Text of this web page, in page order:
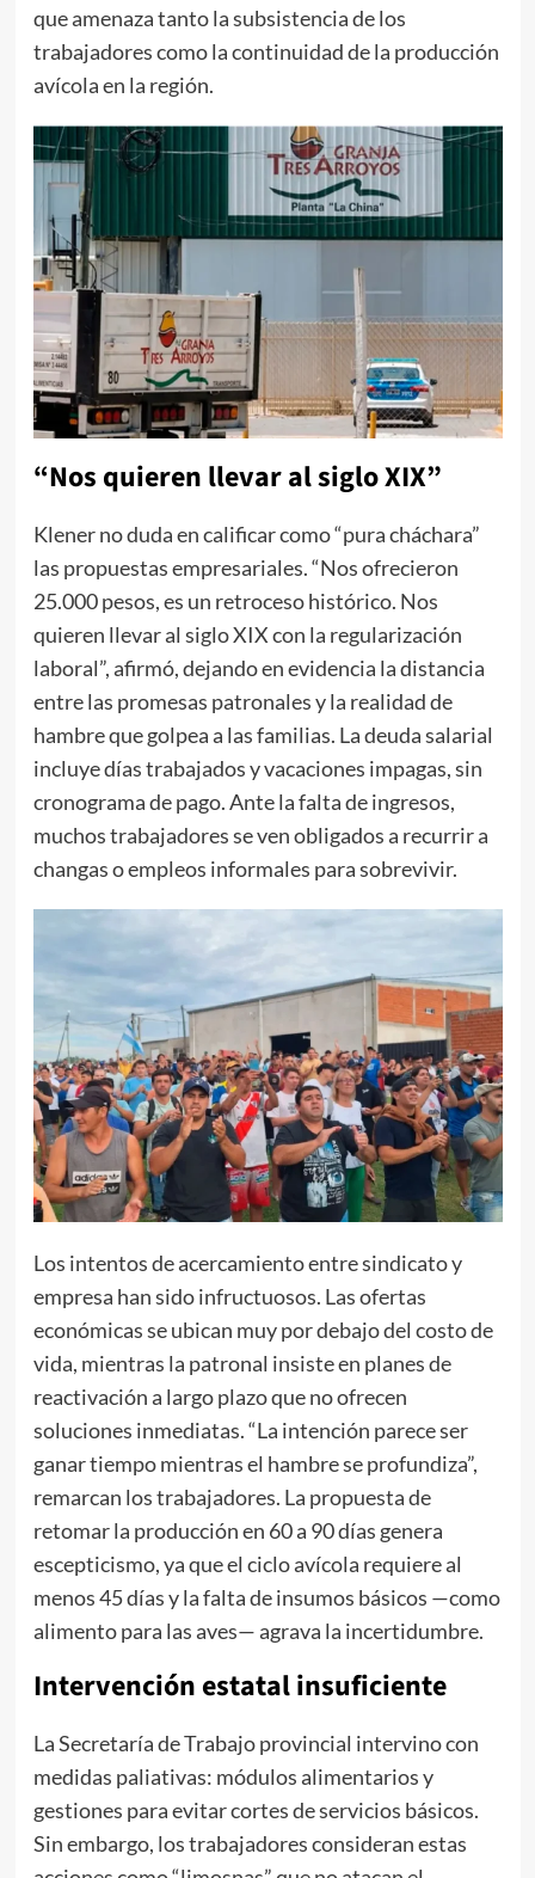
que amenaza tanto la subsistencia de los
trabajadores como la continuidad de la producción
avícola en la región.
“Nos quieren llevar al siglo XIX”
Klener no duda en calificar como “pura cháchara”
las propuestas empresariales. “Nos ofrecieron
25.000 pesos, es un retroceso histórico. Nos
quieren llevar al siglo XIX con la regularización
laboral”, afirmó, dejando en evidencia la distancia
entre las promesas patronales y la realidad de
hambre que golpea a las familias. La deuda salarial
incluye días trabajados y vacaciones impagas, sin
cronograma de pago. Ante la falta de ingresos,
muchos trabajadores se ven obligados a recurrir a
changas o empleos informales para sobrevivir.
Los intentos de acercamiento entre sindicato y
empresa han sido infructuosos. Las ofertas
económicas se ubican muy por debajo del costo de
vida, mientras la patronal insiste en planes de
reactivación a largo plazo que no ofrecen
soluciones inmediatas. “La intención parece ser
ganar tiempo mientras el hambre se profundiza”,
remarcan los trabajadores. La propuesta de
retomar la producción en 60 a 90 días genera
escepticismo, ya que el ciclo avícola requiere al
menos 45 días y la falta de insumos básicos —como
alimento para las aves— agrava la incertidumbre.
Intervención estatal insuficiente
La Secretaría de Trabajo provincial intervino con
medidas paliativas: módulos alimentarios y
gestiones para evitar cortes de servicios básicos.
Sin embargo, los trabajadores consideran estas